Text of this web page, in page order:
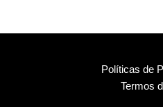
Políticas de
Termos